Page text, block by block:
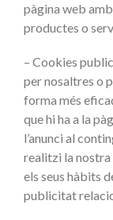
pàgina web
productes o
– Cookies
per nosaltres o
forma més
que hi ha a la
l’anunci al
realitzi la nostra
els seus hàbits
publicitat